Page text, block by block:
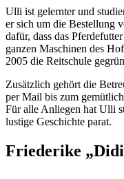
Ulli ist gelernter und
er sich um die Bestellung
dafür, dass das
ganzen Maschinen des
2005 die Reitschule
Zusätzlich gehört die
per Mail bis zum
Für alle Anliegen hat Ulli
lustige Geschichte parat.
Friederike